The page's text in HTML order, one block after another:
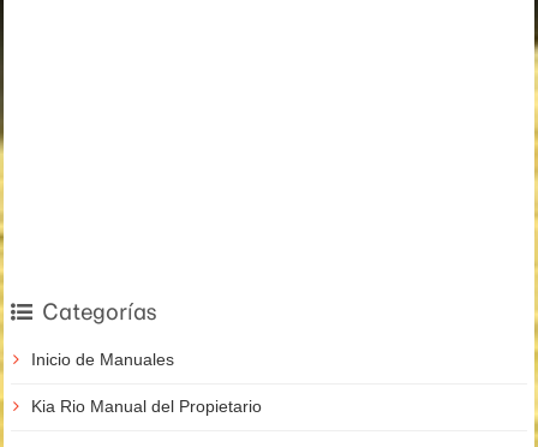
Categorías
Inicio de Manuales
Kia Rio Manual del Propietario